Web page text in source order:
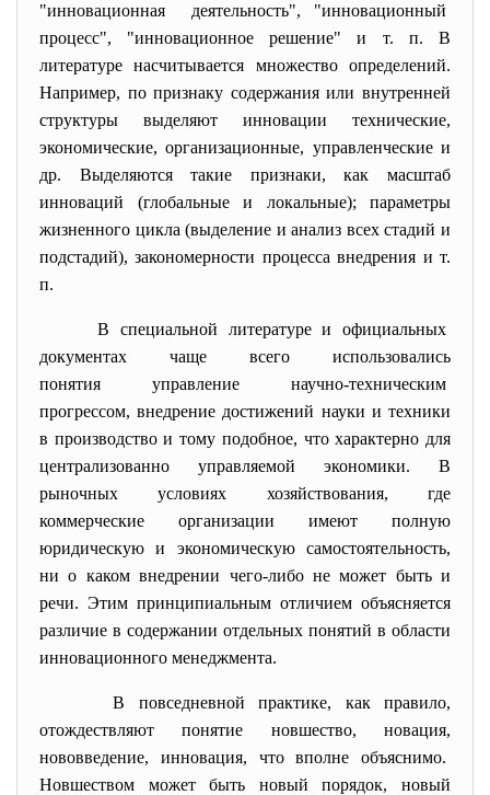
"инновационная деятельность", "инновационный
процесс", "инновационное решение" и т. п. В
литературе насчитывается множество определений.
Например, по признаку содержания или внутренней
структуры выделяют инновации технические,
экономические, организационные, управленческие и
др. Выделяются такие признаки, как масштаб
инноваций (глобальные и локальные); параметры
жизненного цикла (выделение и анализ всех стадий и
подстадий), закономерности процесса внедрения и т.
п.
В специальной литературе и официальных
документах чаще всего использовались
понятия управление научно-техническим
прогрессом, внедрение достижений науки и техники
в производство и тому подобное, что характерно для
централизованно управляемой экономики. В
рыночных условиях хозяйствования, где
коммерческие организации имеют полную
юридическую и экономическую самостоятельность,
ни о каком внедрении чего-либо не может быть и
речи. Этим принципиальным отличием объясняется
различие в содержании отдельных понятий в области
инновационного менеджмента.
В повседневной практике, как правило,
отождествляют понятие новшество, новация,
нововведение, инновация, что вполне объяснимо.
Новшеством может быть новый порядок, новый